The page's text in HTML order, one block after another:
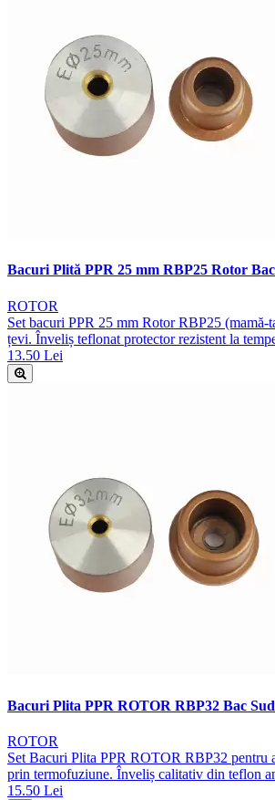
Bacuri Plită PPR 25 mm RBP25 Rotor
ROTOR
Set bacuri PPR 25 mm Rotor RBP25 (mamă-
țevi. Înveliș teflonat protector rezistent la
13.50 Lei
Bacuri Plita PPR ROTOR RBP32 Bac
ROTOR
Set Bacuri Plita PPR ROTOR RBP32 pentru
prin termofuziune. Înveliș calitativ din teflon
15.50 Lei